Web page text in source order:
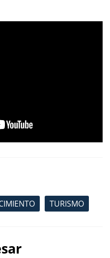
TURISMO